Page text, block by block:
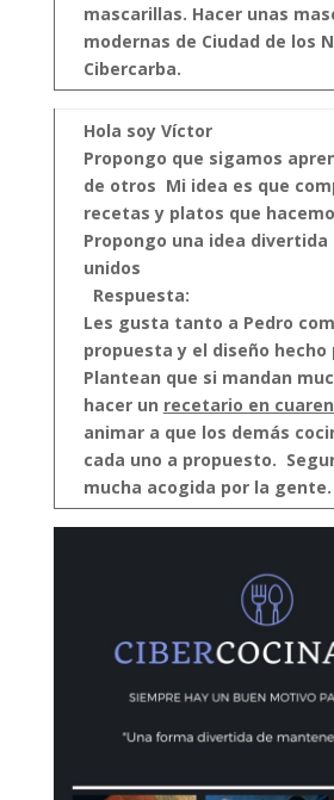
mascarillas. Hacer unas
modernas de Ciudad de los
Cibercarba.
Hola soy Víctor
Propongo que sigamos
de otros Mi idea es que
recetas y platos que
Propongo una idea
unidos
Respuesta:
Les gusta tanto a Pedro
propuesta y el diseño hecho
Plantean que si mandan
hacer un recetario en
animar a que los demás
cada uno a propuesto.
mucha acogida por la gente.